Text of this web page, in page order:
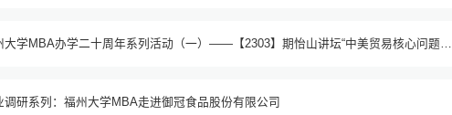
大学MBA办学二十周年系列活动（一）——【2303】期怡山讲坛“中美贸易核心问题与
调研系列：福州大学MBA走进御冠食品股份有限公司